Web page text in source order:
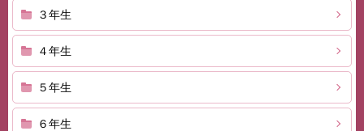
３年生
４年生
５年生
６年生